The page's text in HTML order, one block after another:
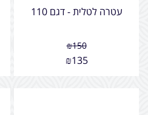
עטרה לטלית - דגם 110
₪150
₪135